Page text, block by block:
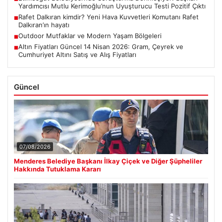
Yardımcısı Mutlu Kerimoğlu’nun Uyuşturucu Testi Pozitif Çıktı
■Rafet Dalkıran kimdir? Yeni Hava Kuvvetleri Komutanı Rafet
Dalkıran’ın hayatı
■Outdoor Mutfaklar ve Modern Yaşam Bölgeleri
■Altın Fiyatları Güncel 14 Nisan 2026: Gram, Çeyrek ve
Cumhuriyet Altını Satış ve Alış Fiyatları
Güncel
07/08/2026
Menderes Belediye Başkanı İlkay Çiçek ve Diğer Şüpheliler
Hakkında Tutuklama Kararı